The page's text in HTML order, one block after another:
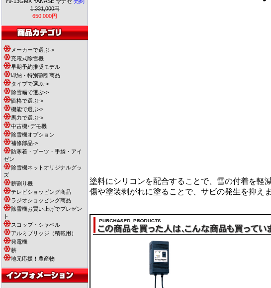
1,331,000円
650,000円
メーカーで選ぶ->
充電式除雪機
早期予約推奨モデル
即納・特別割引商品
タイプで選ぶ->
除雪幅で選ぶ->
価格で選ぶ->
機能で選ぶ->
馬力で選ぶ->
中古機･デモ機
除雪機オプション
補修部品->
防寒着・ブーツ・手袋・アイ
ゼン
除雪機ネットオリジナルグッ
ズ
薪割り機
テレビショッピング商品
ラジオショッピング商品
除雪機お買い上げでプレゼン
ト
スコップ・シャベル
アルミブリッジ（積載用）
発電機
薪
地元応援！農産物
塗料にシリコンを配合することで、雪の付着を軽減
傷や塗装剥がれに塗ることで、サビの発生を抑えま